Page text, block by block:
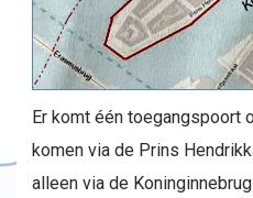
Er komt één toegangspoort
komen via de Prins
alleen via de